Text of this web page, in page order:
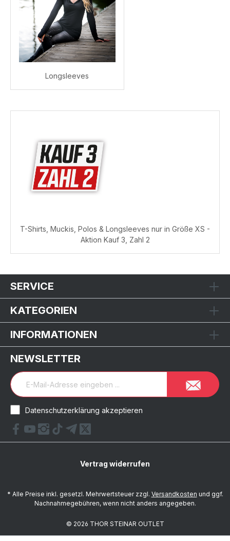
Longsleeves
T-Shirts, Muckis, Polos & Longsleeves nur in Größe XS -
Aktion Kauf 3, Zahl 2
SERVICE
KATEGORIEN
INFORMATIONEN
NEWSLETTER
Datenschutzerklärung akzeptieren
Vertrag widerrufen
* Alle Preise inkl. gesetzl. Mehrwertsteuer zzgl. Versandkosten und ggf.
Nachnahmegebühren, wenn nicht anders angegeben.
© 2026 THOR STEINAR OUTLET